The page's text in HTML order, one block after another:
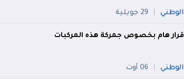
الوطني 29 جويلية
قرار هام بخصوص جمركة هذه المركبات
الوطني 06 أوت